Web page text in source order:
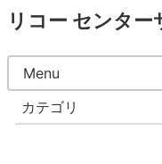
リコー センター
Menu
カテゴリ